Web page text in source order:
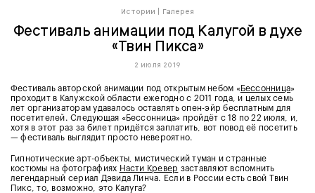
Истории Галерея
Фестиваль анимации под Калугой в духе
«Твин Пикса»
2 июля 2019
Фестиваль авторской анимации под открытым небом «Бессонница»
проходит в Калужской области ежегодно с 2011 года, и целых семь
лет организаторам удавалось оставлять опен-эйр бесплатным для
посетителей. Следующая «Бессонница» пройдёт с 18 по 22 июля, и,
хотя в этот раз за билет придётся заплатить, вот повод её посетить
— фестиваль выглядит просто невероятно.
Гипнотические арт-объекты, мистический туман и странные
костюмы на фотографиях Насти Кревер заставляют вспомнить
легендарный сериал Дэвида Линча. Если в России есть свой Твин
Пикс, то, возможно, это Калуга?